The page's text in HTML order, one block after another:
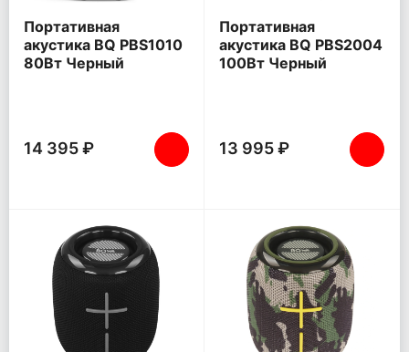
Портативная
акустика BQ PBS1010
80Вт Черный
14 395 ₽
Портативная
акустика BQ PBS2004
100Вт Черный
13 995 ₽